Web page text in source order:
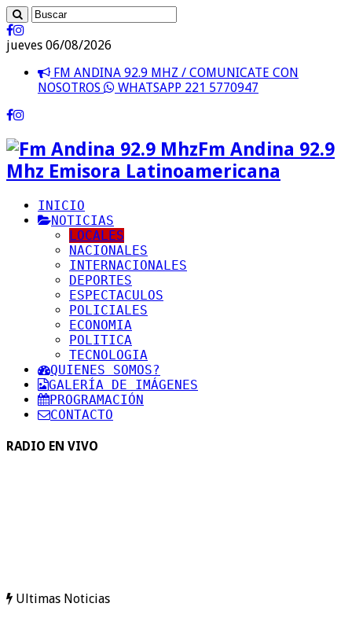
jueves 06/08/2026
FM ANDINA 92.9 MHZ / COMUNICATE CON
NOSOTROS
WHATSAPP 221 5770947
Fm Andina 92.9
Mhz Emisora Latinoamericana
INICIO
NOTICIAS
LOCALES
NACIONALES
INTERNACIONALES
DEPORTES
ESPECTACULOS
POLICIALES
ECONOMIA
POLITICA
TECNOLOGIA
QUIENES SOMOS?
GALERÍA DE IMÁGENES
PROGRAMACIÓN
CONTACTO
RADIO EN VIVO
Ultimas Noticias